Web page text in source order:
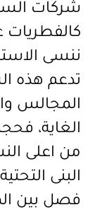
شركات
كالفطريات
ننسى
تدعم هذه
المجالس
الغاية،
من اعلى
البنى
فصل بين